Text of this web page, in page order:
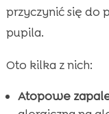
przyczynić się do
pupila.
Oto kilka z nich:
Atopowe